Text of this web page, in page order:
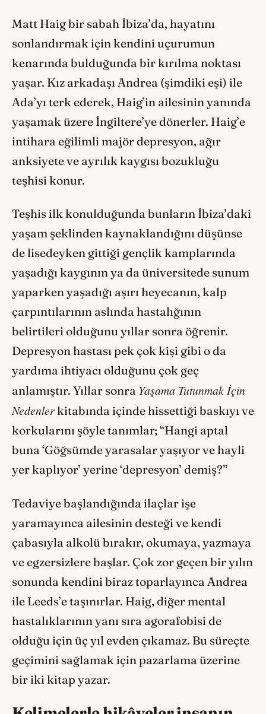
Matt Haig bir sabah İbiza’da, hayatını
sonlandırmak için kendini uçurumun
kenarında bulduğunda bir kırılma noktası
yaşar. Kız arkadaşı Andrea (şimdiki eşi) ile
Ada’yı terk ederek, Haig’in ailesinin yanında
yaşamak üzere İngiltere’ye dönerler. Haig’e
intihara eğilimli majör depresyon, ağır
anksiyete ve ayrılık kaygısı bozukluğu
teşhisi konur.
Teşhis ilk konulduğunda bunların İbiza’daki
yaşam şeklinden kaynaklandığını düşünse
de lisedeyken gittiği gençlik kamplarında
yaşadığı kaygının ya da üniversitede sunum
yaparken yaşadığı aşırı heyecanın, kalp
çarpıntılarının aslında hastalığının
belirtileri olduğunu yıllar sonra öğrenir.
Depresyon hastası pek çok kişi gibi o da
yardıma ihtiyacı olduğunu çok geç
anlamıştır. Yıllar sonra Yaşama Tutunmak İçin
Nedenler kitabında içinde hissettiği baskıyı ve
korkularını şöyle tanımlar; “Hangi aptal
buna ‘Göğsümde yarasalar yaşıyor ve hayli
yer kaplıyor’ yerine ‘depresyon’ demiş?”
Tedaviye başlandığında ilaçlar işe
yaramayınca ailesinin desteği ve kendi
çabasıyla alkolü bırakır, okumaya, yazmaya
ve egzersizlere başlar. Çok zor geçen bir yılın
sonunda kendini biraz toparlayınca Andrea
ile Leeds’e taşınırlar. Haig, diğer mental
hastalıklarının yanı sıra agorafobisi de
olduğu için üç yıl evden çıkamaz. Bu süreçte
geçimini sağlamak için pazarlama üzerine
bir iki kitap yazar.